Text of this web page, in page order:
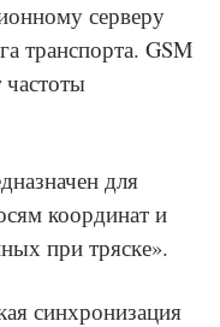
серверу
транспорта. GSM
частоты
для
координат и
при тряске».
синхронизация